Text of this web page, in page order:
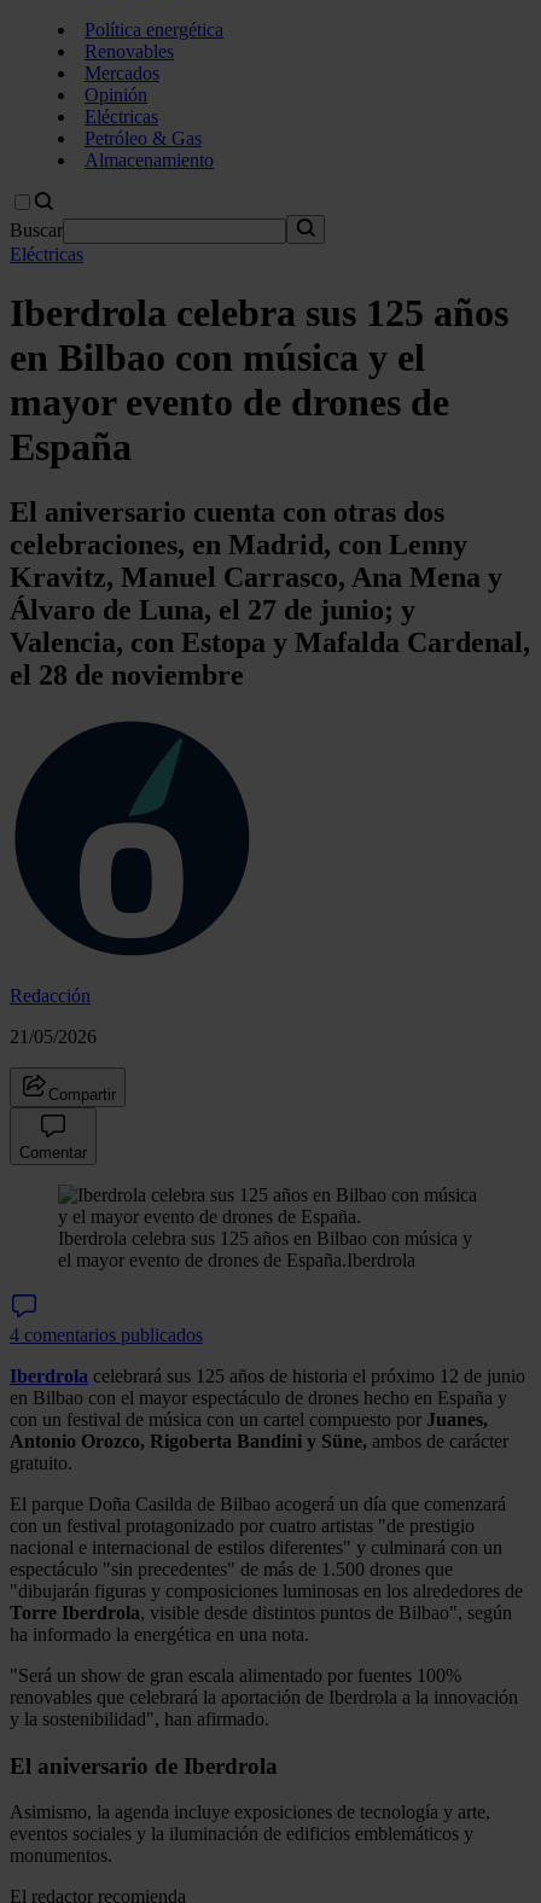
Política energética
Renovables
Mercados
Opinión
Eléctricas
Petróleo & Gas
Almacenamiento
Buscar
Eléctricas
Iberdrola celebra sus 125 años
en Bilbao con música y el
mayor evento de drones de
España
El aniversario cuenta con otras dos
celebraciones, en Madrid, con Lenny
Kravitz, Manuel Carrasco, Ana Mena y
Álvaro de Luna, el 27 de junio; y
Valencia, con Estopa y Mafalda Cardenal,
el 28 de noviembre
Redacción
21/05/2026
Compartir
Comentar
Iberdrola celebra sus 125 años en Bilbao con música y
el mayor evento de drones de España.Iberdrola
4 comentarios publicados
Iberdrola celebrará sus 125 años de historia el próximo 12 de junio
en Bilbao con el mayor espectáculo de drones hecho en España y
con un festival de música con un cartel compuesto por Juanes,
Antonio Orozco, Rigoberta Bandini y Süne, ambos de carácter
gratuito.
El parque Doña Casilda de Bilbao acogerá un día que comenzará
con un festival protagonizado por cuatro artistas "de prestigio
nacional e internacional de estilos diferentes" y culminará con un
espectáculo "sin precedentes" de más de 1.500 drones que
"dibujarán figuras y composiciones luminosas en los alrededores de
Torre Iberdrola, visible desde distintos puntos de Bilbao", según
ha informado la energética en una nota.
"Será un show de gran escala alimentado por fuentes 100%
renovables que celebrará la aportación de Iberdrola a la innovación
y la sostenibilidad", han afirmado.
El aniversario de Iberdrola
Asimismo, la agenda incluye exposiciones de tecnología y arte,
eventos sociales y la iluminación de edificios emblemáticos y
monumentos.
El redactor recomienda